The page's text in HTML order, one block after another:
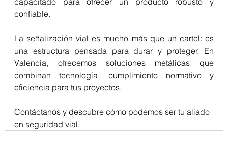
confiable.
La señalización vial es mucho más que un cartel: es
una estructura pensada para durar y proteger. En
Valencia, ofrecemos soluciones metálicas que
combinan tecnología, cumplimiento normativo y
eficiencia para tus proyectos.
Contáctanos y descubre cómo podemos ser tu aliado
en seguridad vial.